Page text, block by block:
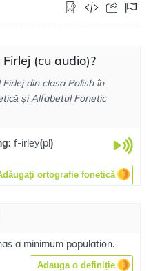
(cu audio)?
din clasa Polish în
și Alfabetul Fonetic
f-irley(pl)
ortografie fonetică
a minimum population.
Adauga o definiție